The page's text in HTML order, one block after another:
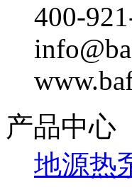
400-
产品中心
地源热